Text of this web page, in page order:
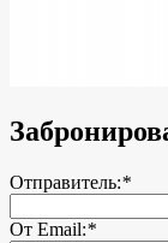
Отправитель:*
От Email:*